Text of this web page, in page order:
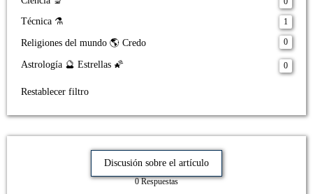
Técnica ⚗️ 1
Religiones del mundo 🌎 Credo 0
Astrología 🔮 Estrellas 🌠 0
Restablecer filtro
Discusión sobre el artículo
0 Respuestas